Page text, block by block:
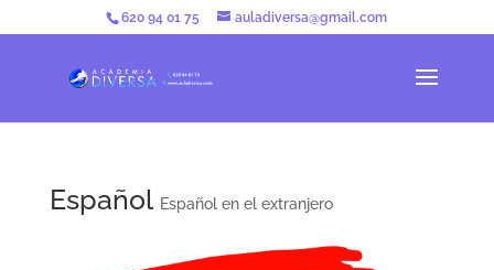
620 94 01 75 auladiversa@gmail.com
Español Español en el extranjero